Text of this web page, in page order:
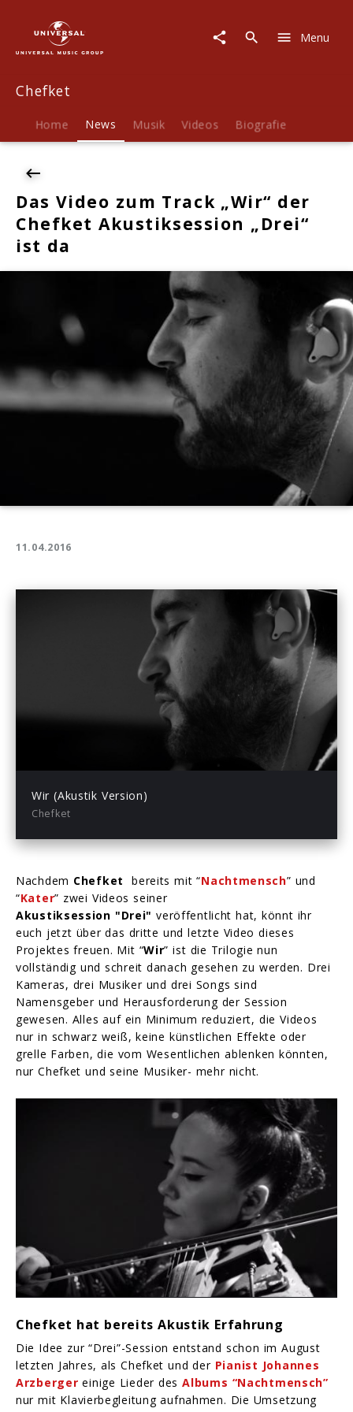
Video
„Wir“
Chefket
„Drei“
Menu
Chefket
Home News Musik Videos Biografie
Das Video zum Track „Wir“ der
Chefket Akustiksession „Drei“
ist da
11.04.2016
Play Mute
Enter
Play
Wir (Akustik Version)
Chefket
Nachdem Chefket bereits mit “Nachtmensch” und
“Kater” zwei Videos seiner
Akustiksession "Drei" veröffentlicht hat, könnt ihr
euch jetzt über das dritte und letzte Video dieses
Projektes freuen. Mit “Wir” ist die Trilogie nun
vollständig und schreit danach gesehen zu werden. Drei
Kameras, drei Musiker und drei Songs sind
Namensgeber und Herausforderung der Session
gewesen. Alles auf ein Minimum reduziert, die Videos
nur in schwarz weiß, keine künstlichen Effekte oder
grelle Farben, die vom Wesentlichen ablenken könnten,
nur Chefket und seine Musiker- mehr nicht.
Chefket hat bereits Akustik Erfahrung
Die Idee zur “Drei”-Session entstand schon im August
letzten Jahres, als Chefket und der Pianist Johannes
Arzberger einige Lieder des Albums “Nachtmensch”
nur mit Klavierbegleitung aufnahmen. Die Umsetzung